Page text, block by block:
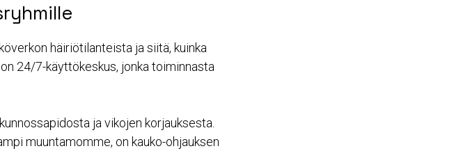
häiriötilanteista ja siitä, kuinka
24/7-käyttökeskus, jonka toiminnasta
ja vikojen korjauksesta.
muuntamomme, on kauko-ohjauksen